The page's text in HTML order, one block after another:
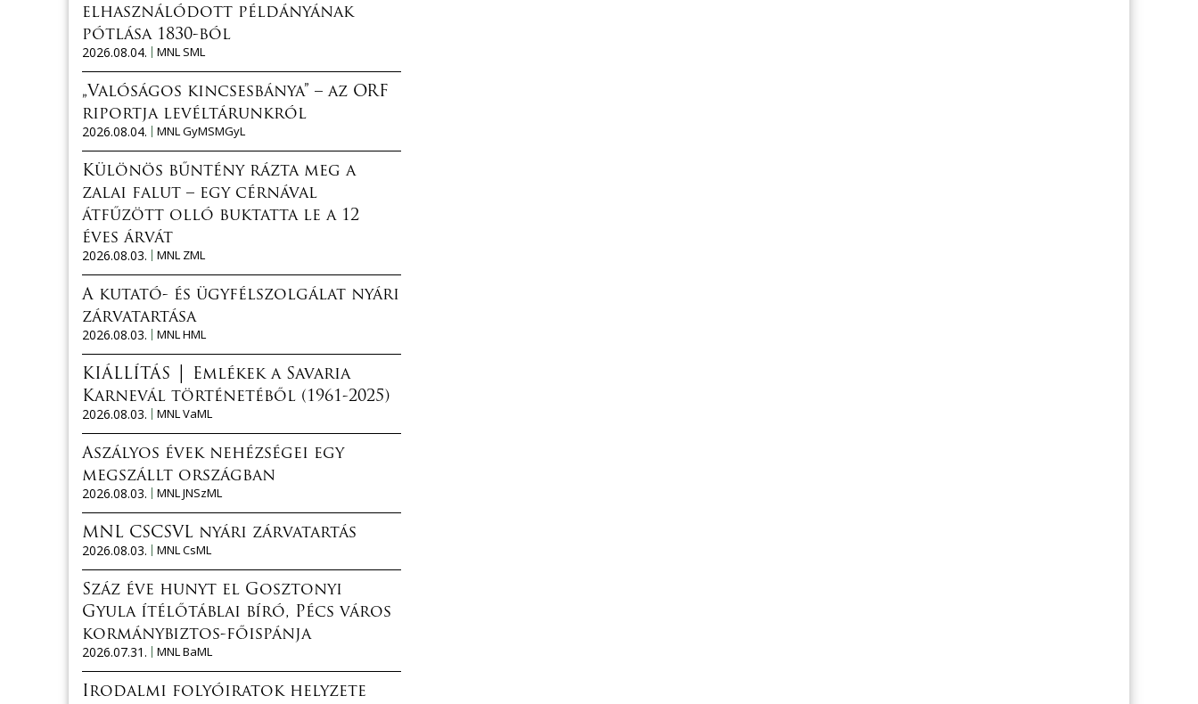
elhasználódott példányának
pótlása 1830-ból
2026.08.04.
MNL SML
„Valóságos kincsesbánya” – az ORF
riportja levéltárunkról
2026.08.04.
MNL GyMSMGyL
Különös bűntény rázta meg a
zalai falut – egy cérnával
átfűzött olló buktatta le a 12
éves árvát
2026.08.03.
MNL ZML
A kutató- és ügyfélszolgálat nyári
zárvatartása
2026.08.03.
MNL HML
KIÁLLÍTÁS │ Emlékek a Savaria
Karnevál történetéből (1961-2025)
2026.08.03.
MNL VaML
Aszályos évek nehézségei egy
megszállt országban
2026.08.03.
MNL JNSzML
MNL CSCSVL nyári zárvatartás
2026.08.03.
MNL CsML
Száz éve hunyt el Gosztonyi
Gyula ítélőtáblai bíró, Pécs város
kormánybiztos-főispánja
2026.07.31.
MNL BaML
Irodalmi folyóiratok helyzete